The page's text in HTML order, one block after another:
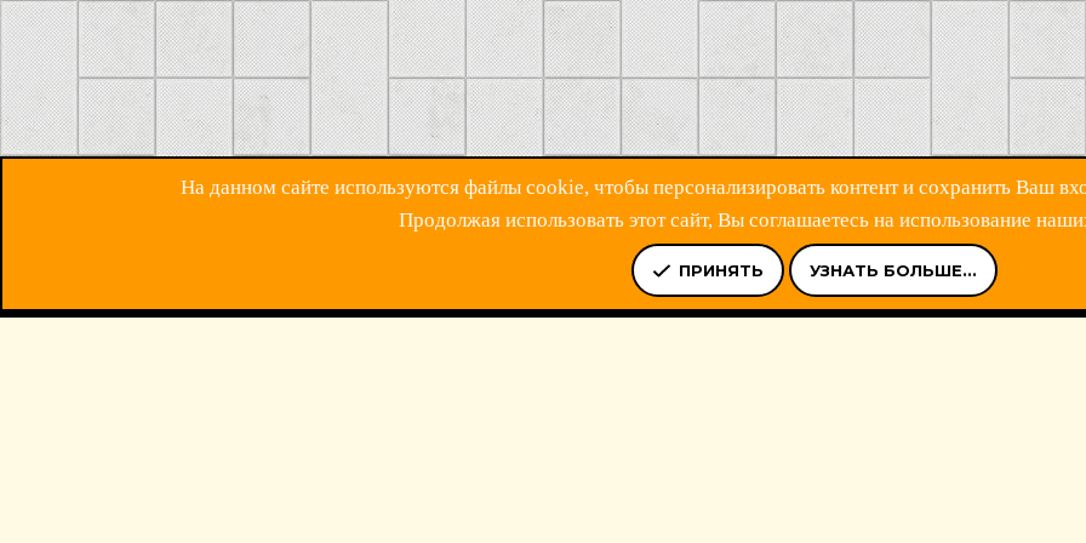
УСЛОВИЯ И ПРАВИЛА ПОЛИТИКА КОНФИДЕНЦИАЛЬНОСТИ
На данном сайте используются файлы cookie, чтобы персонализировать контент и сохранить Ваш
Продолжая использовать этот сайт, Вы соглашаетесь на использование
ПРИНЯТЬ УЗНАТЬ БОЛЬШЕ...